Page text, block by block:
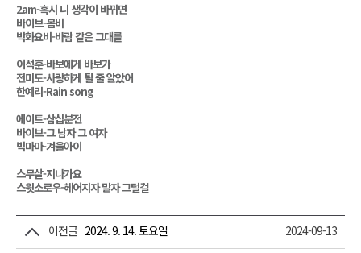
2am-혹시 니 생각이 바뀌면
바이브-봄비
박화요비-바람 같은 그대를
이석훈-바보에게 바보가
전미도-사랑하게 될 줄 알았어
한예리-Rain song
에이트-삼십분전
바이브-그 남자 그 여자
빅마마-겨울아이
스무살-지나가요
스윗소로우-헤어지자 말자 그럴걸
이전글 2024. 9. 14. 토요일 2024-09-13